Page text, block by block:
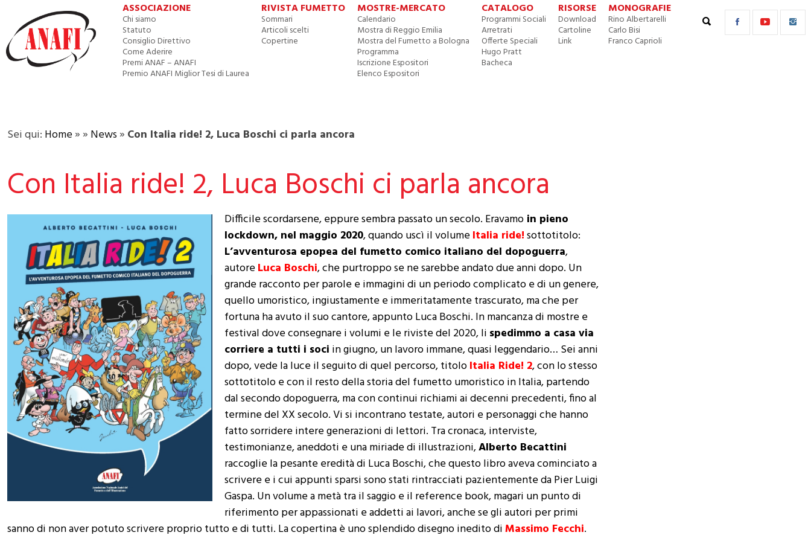
ASSOCIAZIONE
Chi siamo
Statuto
Consiglio Direttivo
Come Aderire
Premi ANAF – ANAFI
Premio ANAFI Miglior Tesi di Laurea
RIVISTA FUMETTO
Sommari
Articoli scelti
Copertine
MOSTRE-MERCATO
Calendario
Mostra di Reggio Emilia
Mostra del Fumetto a Bologna
Programma
Iscrizione Espositori
Elenco Espositori
CATALOGO
Programmi Sociali
Arretrati
Offerte Speciali
Hugo Pratt
Bacheca
RISORSE
Download
Cartoline
Link
MONOGRAFIE
Rino Albertarelli
Carlo Bisi
Franco Caprioli
Sei qui: Home»» News» Con Italia ride! 2, Luca Boschi ci parla ancora
Con Italia ride! 2, Luca Boschi ci parla ancora
Difficile scordarsene, eppure sembra passato un secolo. Eravamo in pieno
lockdown, nel maggio 2020, quando uscì il volumeItalia ride!sottotitolo:
L’avventurosa epopea del fumetto comico italiano del dopoguerra,
autoreLuca Boschi, che purtroppo se ne sarebbe andato due anni dopo. Un
grande racconto per parole e immagini di un periodo complicato e di un genere,
quello umoristico, ingiustamente e immeritatamente trascurato, ma che per
fortuna ha avuto il suo cantore, appunto Luca Boschi. In mancanza di mostre e
festival dove consegnare i volumi e le riviste del 2020, li spedimmo a casa via
corriere a tutti i soci in giugno, un lavoro immane, quasi leggendario… Sei anni
dopo, vede la luce il seguito di quel percorso, titoloItalia Ride! 2, con lo stesso
sottotitolo e con il resto della storia del fumetto umoristico in Italia, partendo
dal secondo dopoguerra, ma con continui richiami ai decenni precedenti, fino al
termine del XX secolo. Vi si incontrano testate, autori e personaggi che hanno
fatto sorridere intere generazioni di lettori. Tra cronaca, interviste,
testimonianze, aneddoti e una miriade di illustrazioni,Alberto Becattini
raccoglie la pesante eredità di Luca Boschi, che questo libro aveva cominciato a
scrivere e i cui appunti sparsi sono stati rintracciati pazientemente da Pier Luigi
Gaspa. Un volume a metà tra il saggio e il reference book, magari un punto di
riferimento per appassionati e addetti ai lavori, anche se gli autori per primi
sanno di non aver potuto scrivere proprio tutto e di tutti. La copertina è uno splendido disegno inedito diMassimo Fecchi.